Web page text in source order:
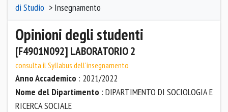
di Studio > Insegnamento
Opinioni degli studenti
[F4901N092] LABORATORIO 2
consulta il Syllabus dell'insegnamento
Anno Accademico : 2021/2022
Nome del Dipartimento : DIPARTIMENTO DI SOCIOLOGIA E
RICERCA SOCIALE